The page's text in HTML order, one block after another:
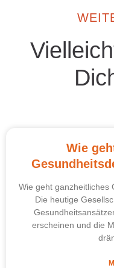
Wie
Wie geht ganzheitliches
Die heutige
erscheinen und die